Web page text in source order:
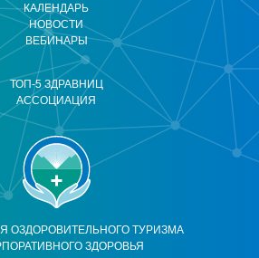
ОЗДОРОВИТЕЛЬНОГО ТУРИЗМА
ЗДОРОВЬЯ
КАЛЕНДАРЬ
НОВОСТИ
ВЕБИНАРЫ
ТОП-5 ЗДРАВНИЦ
АССОЦИАЦИЯ